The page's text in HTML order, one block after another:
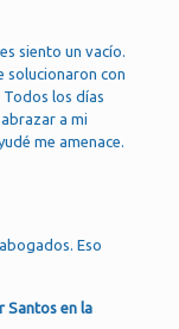
siento un vacío.
solucionaron con
Todos los días
a mi
me amenace.
Eso
Santos en la